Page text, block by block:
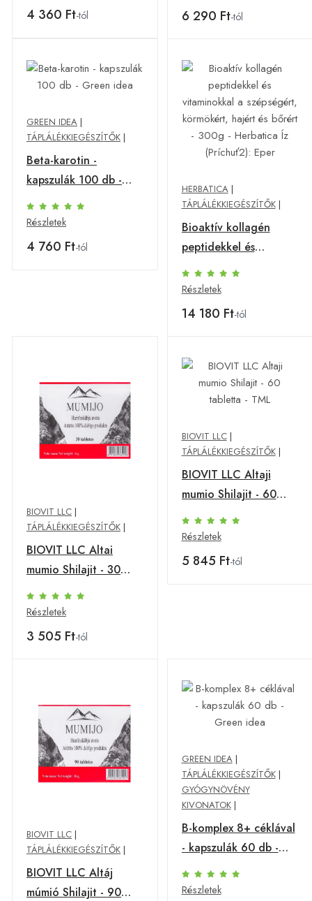
4 360 Ft-tól 6 290 Ft-tól
GREEN IDEA |
TÁPLÁLÉKKIEGÉSZÍTŐK |
Beta-karotin -
kapszulák 100 db -
Green idea
Részletek
4 760 Ft-tól
HERBATICA|
TÁPLÁLÉKKIEGÉSZÍTŐK|
Bioaktív kollagén
peptidekkel és
vitaminokkal a
szépségért,
körmökért, hajért és
(Príchuť2): Eper
Részletek
14 180 Ft-tól
BIOVIT LLC |
TÁPLÁLÉKKIEGÉSZÍTŐK |
BIOVIT LLC Altai
mumio Shilajit - 30
tabletta - TML
Részletek
3 505 Ft-tól
BIOVIT LLC|
TÁPLÁLÉKKIEGÉSZÍTŐK|
BIOVIT LLC Altaji
mumio Shilajit - 60
tabletta - TML
Részletek
5 845 Ft-tól
BIOVIT LLC |
TÁPLÁLÉKKIEGÉSZÍTŐK |
BIOVIT LLC Altáj
múmió Shilajit - 90
GREEN IDEA|
TÁPLÁLÉKKIEGÉSZÍTŐK|
GYÓGYNÖVÉNY
KIVONATOK|
B-komplex 8+ céklával
- kapszulák 60 db -
Green idea
Részletek